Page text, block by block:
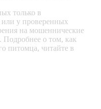
только в
у проверенных
на мошеннические
Подробнее о том, как
питомца, читайте в